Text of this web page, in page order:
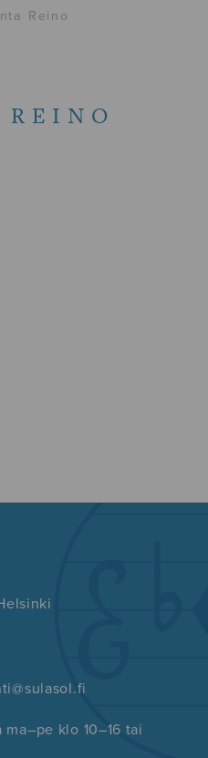
Reino
REINO
klo 10–16 tai